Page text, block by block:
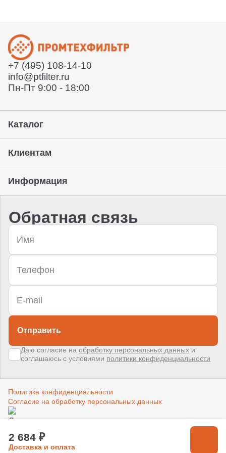
2 684 ₽
Доставка и оплата
Отправит заказ курьерской службой или вы сможете
забрать его с нашего склада (самовывоз)
Предоставление гарантии, подписание закрывающих
документов
+7 (495) 108-14-10
info@ptfilter.ru
Пн-Пт 9:00 - 18:00
Каталог
Клиентам
Информация
Политика конфиденциальности
Согласие на обработку персональных данных
Обратная связь
Отправить
Даю согласие на обработку персональных данных и
соглашаюсь с условиями политики конфиденциальности